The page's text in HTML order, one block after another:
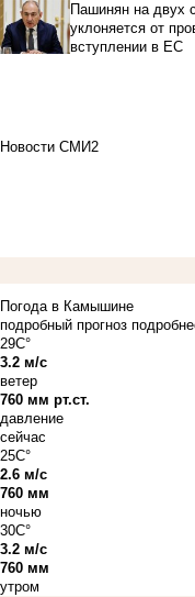
Пашинян на двух
уклоняется от
вступлении в ЕС
Новости СМИ2
Погода в Камышине
подробный прогноз
29C°
3.2 м/с
ветер
760 мм рт.ст.
давление
сейчас
25C°
2.6 м/с
760 мм
ночью
30C°
3.2 м/с
760 мм
утром